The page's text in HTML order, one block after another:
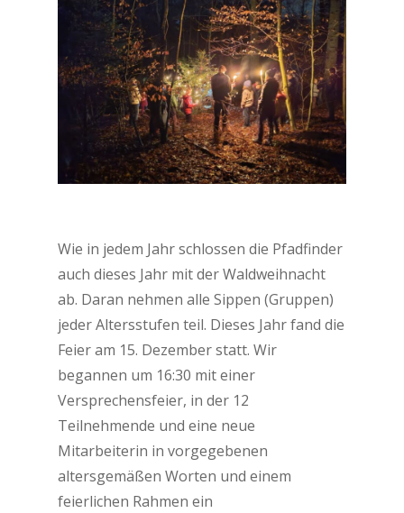
Wie in jedem Jahr schlossen die Pfadfinder
auch dieses Jahr mit der Waldweihnacht
ab. Daran nehmen alle Sippen (Gruppen)
jeder Altersstufen teil. Dieses Jahr fand die
Feier am 15. Dezember statt. Wir
begannen um 16:30 mit einer
Versprechensfeier, in der 12
Teilnehmende und eine neue
Mitarbeiterin in vorgegebenen
altersgemäßen Worten und einem
feierlichen Rahmen ein